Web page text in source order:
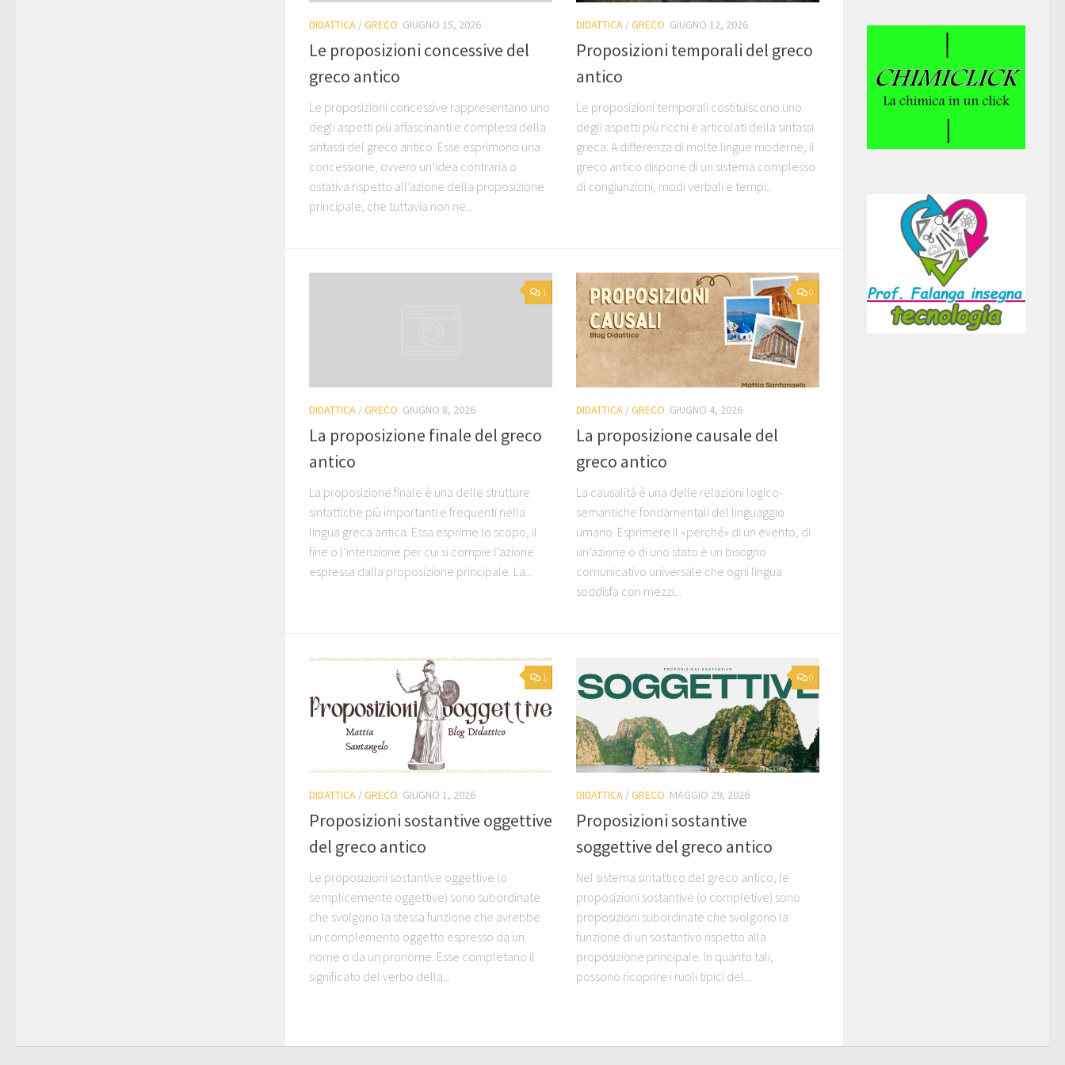
DIDATTICA /GRECO GIUGNO 15, 2026
Le proposizioni concessive del
greco antico
Le proposizioni concessive rappresentano uno
degli aspetti più affascinanti e complessi della
sintassi del greco antico. Esse esprimono una
concessione, ovvero un’idea contraria o
ostativa rispetto all’azione della proposizione
principale, che tuttavia non ne...
DIDATTICA /GRECO GIUGNO 12, 2026
Proposizioni temporali del greco
antico
Le proposizioni temporali costituiscono uno
degli aspetti più ricchi e articolati della sintassi
greca. A differenza di molte lingue moderne, il
greco antico dispone di un sistema complesso
di congiunzioni, modi verbali e tempi...
1
DIDATTICA /GRECO GIUGNO 8, 2026
La proposizione finale del greco
antico
La proposizione finale è una delle strutture
sintattiche più importanti e frequenti nella
lingua greca antica. Essa esprime lo scopo, il
fine o l’intenzione per cui si compie l’azione
espressa dalla proposizione principale. La...
0
DIDATTICA /GRECO GIUGNO 4, 2026
La proposizione causale del
greco antico
La causalità è una delle relazioni logico-
semantiche fondamentali del linguaggio
umano. Esprimere il «perché» di un evento, di
un’azione o di uno stato è un bisogno
comunicativo universale che ogni lingua
soddisfa con mezzi...
1
DIDATTICA /GRECO GIUGNO 1, 2026
Proposizioni sostantive oggettive
del greco antico
Le proposizioni sostantive oggettive (o
semplicemente oggettive) sono subordinate
che svolgono la stessa funzione che avrebbe
un complemento oggetto espresso da un
nome o da un pronome. Esse completano il
significato del verbo della...
0
DIDATTICA /GRECO MAGGIO 29, 2026
Proposizioni sostantive
soggettive del greco antico
Nel sistema sintattico del greco antico, le
proposizioni sostantive (o completive) sono
proposizioni subordinate che svolgono la
funzione di un sostantivo rispetto alla
proposizione principale. In quanto tali,
possono ricoprire i ruoli tipici del...